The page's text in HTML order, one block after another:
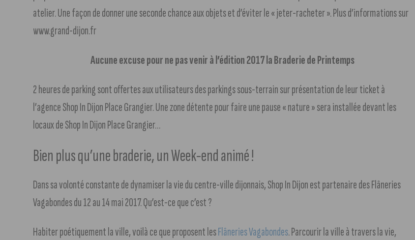
atelier. Une façon de donner une seconde chance aux objets et d’éviter le « jeter-racheter ». Plus d’informations sur
www.grand-dijon.fr
Aucune excuse pour ne pas venir à l’édition 2017 la Braderie de Printemps
2 heures de parking sont offertes aux utilisateurs des parkings sous-terrain sur présentation de leur ticket à
l’agence Shop In Dijon Place Grangier. Une zone détente pour faire une pause « nature » sera installée devant les
locaux de Shop In Dijon Place Grangier…
Bien plus qu’une braderie, un Week-end animé !
Dans sa volonté constante de dynamiser la vie du centre-ville dijonnais, Shop In Dijon est partenaire des Flâneries
Vagabondes du 12 au 14 mai 2017. Qu’est-ce que c’est ?
Habiter poétiquement la ville, voilà ce que proposent lesFlâneries Vagabondes. Parcourir la ville à travers la vie,